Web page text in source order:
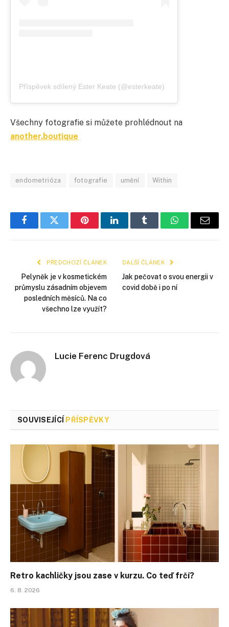
Příspěvek sdílený Ester Keate (@esterkeate)
Všechny fotografie si můžete prohlédnout na
another.boutique
endometrióza fotografie umění Within
FacebookTwitter PinterestLinkedInTumblr WhatsApp
E-
PŘEDCHOZÍ ČLÁNEK
Pelyněk je v kosmetickém
průmyslu zásadním objevem
posledních měsíců. Na co
všechno lze využít?
DALŠÍ ČLÁNEK
Jak pečovat o svou energii v
covid době i po ní
Lucie Ferenc Drugdová
SOUVISEJÍCÍ PŘÍSPĚVKY
Retro kachličky jsou zase v kurzu. Co teď frčí?
6. 8. 2026